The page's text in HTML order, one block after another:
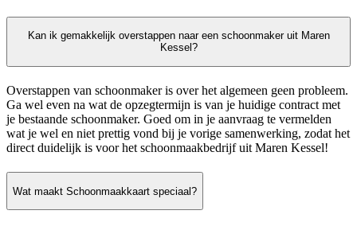
Kan ik gemakkelijk overstappen naar een schoonmaker uit Maren
Kessel?
Overstappen van schoonmaker is over het algemeen geen probleem.
Ga wel even na wat de opzegtermijn is van je huidige contract met
je bestaande schoonmaker. Goed om in je aanvraag te vermelden
wat je wel en niet prettig vond bij je vorige samenwerking, zodat het
direct duidelijk is voor het schoonmaakbedrijf uit Maren Kessel!
Wat maakt Schoonmaakkaart speciaal?